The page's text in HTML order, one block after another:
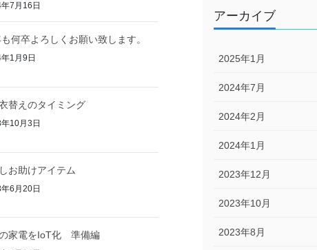
7月16日
何卒よろしくお願い致します。
1月9日
替えのタイミング
10月3日
お助けアイテム
6月20日
家電をIoT化 準備編
アーカイブ
2025年1月
2024年7月
2024年2月
2024年1月
2023年12月
2023年10月
2023年8月